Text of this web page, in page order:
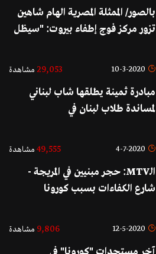
بالصور/ الممثلة المصرية الهام شاهين
تزور مركز فوج إطفاء بيروت: "سيظل
رغم كل الظروف الصعبة"
10-3-2020
29,053 مشاهدة
مبادرة ثمينة يطلقها شاب لبناني
لمساندة طلاب لبنان في
حال تعثر حصولهم من الأموال
4-7-2020
49,555 مشاهدة
الـMTV: حجر مبنيين في المريجة -
شارع الكفاءات بسبب كورونا
12-5-2020
9,806 مشاهدة